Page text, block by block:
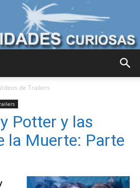
Curiosas
de Trailers
Potter y las
la Muerte: Parte